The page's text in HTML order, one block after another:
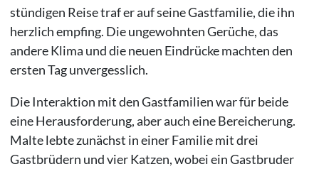
stündigen Reise traf er auf seine Gastfamilie, die ihn
herzlich empfing. Die ungewohnten Gerüche, das
andere Klima und die neuen Eindrücke machten den
ersten Tag unvergesslich.
Die Interaktion mit den Gastfamilien war für beide
eine Herausforderung, aber auch eine Bereicherung.
Malte lebte zunächst in einer Familie mit drei
Gastbrüdern und vier Katzen, wobei ein Gastbruder